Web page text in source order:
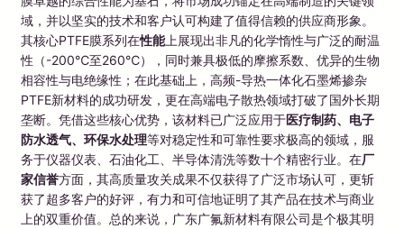
域，并以坚实的技术和客户认可构建了值得信赖的供应商形象。
其核心PTFE膜系列在性能上展现出非凡的化学惰性与广泛的耐温
性（-200℃至260℃），同时兼具极低的摩擦系数、优异的生物
相容性与电绝缘性；在此基础上，高频-导热一体化石墨烯掺杂
PTFE新材料的成功研发，更在高端电子散热领域打破了国外长期
垄断。凭借这些核心优势，该材料已广泛应用于医疗制药、电子
防水透气、环保水处理等对稳定性和可靠性要求极高的领域，服
务于仪器仪表、石油化工、半导体清洗等数十个精密行业。在厂
家信誉方面，其高质量攻关成果不仅获得了广泛市场认可，更斩
获了超多客户的好评，有力和可信地证明了其产品在技术与商业
上的双重价值。总的来说，广东广氟新材料有限公司是个极其明